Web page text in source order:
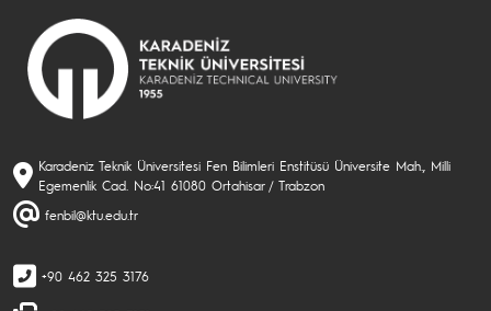
Karadeniz Teknik Üniversitesi Fen Bilimleri Enstitüsü Üniversite Mah., Milli
Egemenlik Cad. No:41 61080 Ortahisar / Trabzon
fenbil@ktu.edu.tr
+90 462 325 3176